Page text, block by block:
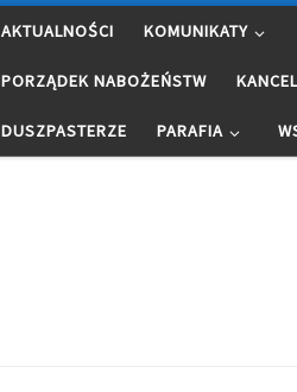
AKTUALNOŚCI KOMUNIKATY
PORZĄDEK NABOŻEŃSTW
DUSZPASTERZE PARAFIA